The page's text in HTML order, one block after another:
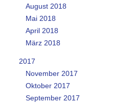
August 2018
Mai 2018
April 2018
März 2018
2017
November 2017
Oktober 2017
September 2017